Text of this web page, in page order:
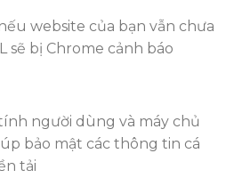
website của bạn vẫn chưa
sẽ bị Chrome cảnh báo
người dùng và máy chủ
bảo mật các thông tin cá
tải